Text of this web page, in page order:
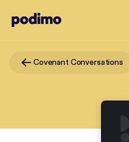
Covenant Conversations